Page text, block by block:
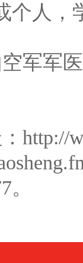
个人，
军军
http://